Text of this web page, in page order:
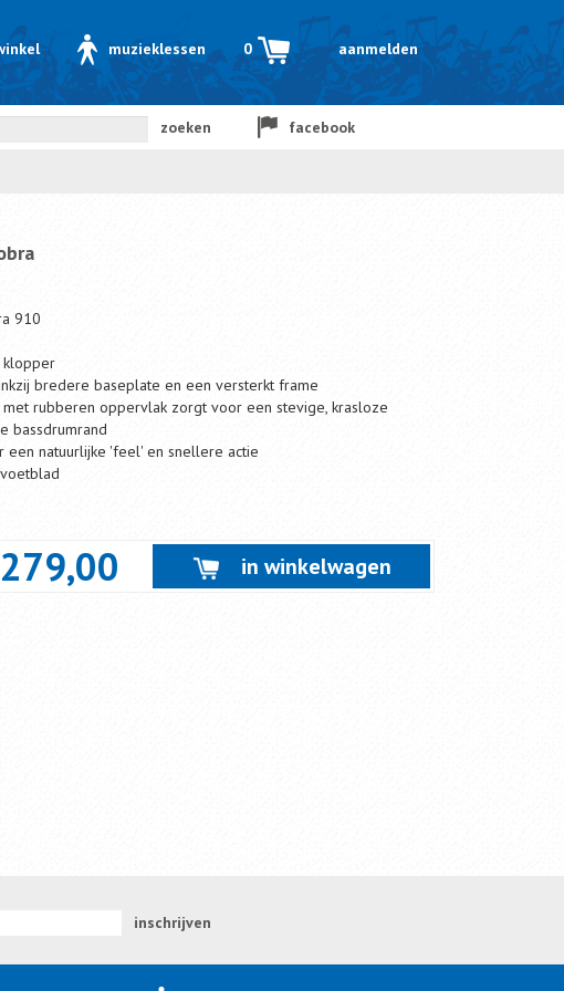
muzieklessen 0 aanmelden
zoeken facebook
910
klopper
bredere baseplate en een versterkt frame
met rubberen oppervlak zorgt voor een stevige, krasloze
bassdrumrand
een natuurlijke 'feel' en snellere actie
in winkelwagen
inschrijven